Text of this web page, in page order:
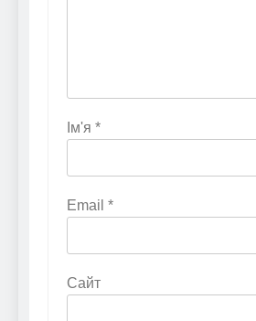
Ім'я *
Email *
Сайт